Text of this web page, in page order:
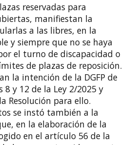
reservadas para
manifiestan la
a las libres, en la
y siempre que no se haya
el turno de discapacidad o
de plazas de reposición.
la intención de la DGFP de
y 12 de la Ley 2/2025 y
Resolución para ello.
se instó también a la
en la elaboración de la
en el artículo 56 de la